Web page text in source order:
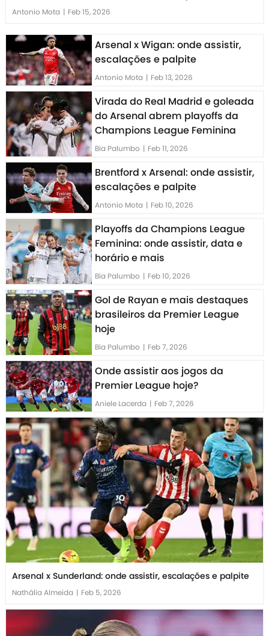
Antonio Mota | Feb 15, 2026
Arsenal x Wigan: onde assistir,
escalações e palpite
Antonio Mota | Feb 13, 2026
Virada do Real Madrid e goleada
do Arsenal abrem playoffs da
Champions League Feminina
Bia Palumbo | Feb 11, 2026
Brentford x Arsenal: onde assistir,
escalações e palpite
Antonio Mota | Feb 10, 2026
Playoffs da Champions League
Feminina: onde assistir, data e
horário e mais
Bia Palumbo | Feb 10, 2026
Gol de Rayan e mais destaques
brasileiros da Premier League
hoje
Bia Palumbo | Feb 7, 2026
Onde assistir aos jogos da
Premier League hoje?
Aniele Lacerda | Feb 7, 2026
Arsenal x Sunderland: onde assistir, escalações e palpite
Nathália Almeida | Feb 5, 2026